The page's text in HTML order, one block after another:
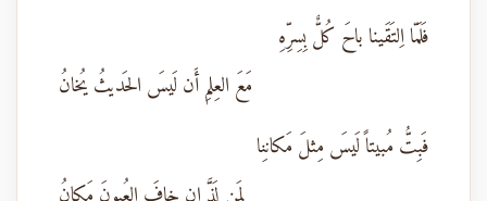
فَلَمّا اِلتَقَينا باحَ كُلٌّ بِسِرِّهِ
مَعَ العِلمِ أَن لَيسَ الحَديثُ يُخانُ
فَبِتُّ مُبيتاً لَيسَ مِثلَ مَكانِنا